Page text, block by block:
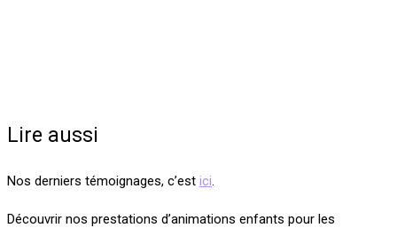
Lire aussi
Nos derniers témoignages, c’est ici.
Découvrir nos prestations d’animations enfants pour les